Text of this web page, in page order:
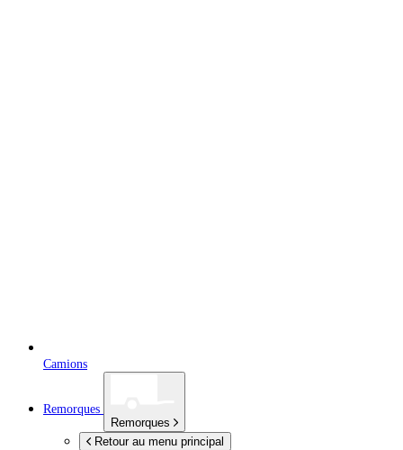
Camions
Remorques
Remorques
Retour au menu principal